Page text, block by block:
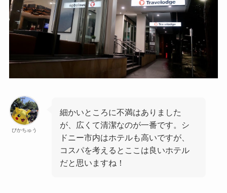
ぴかちゅう
細かいところに不満はありました
が、広くて清潔なのが一番です。シ
ドニー市内はホテルも高いですが、
コスパを考えるとここは良いホテル
だと思いますね！